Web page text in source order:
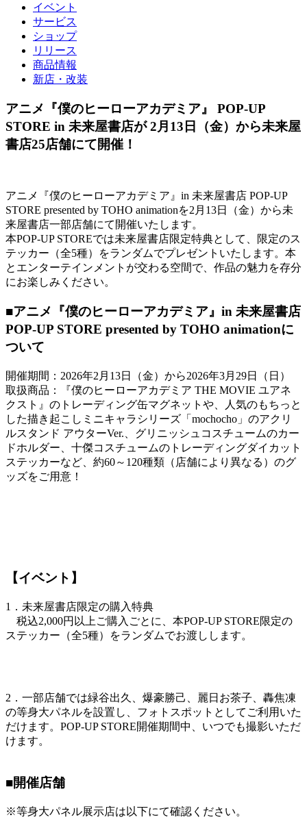
イベント
サービス
ショップ
リリース
商品情報
新店・改装
アニメ『僕のヒーローアカデミア』 POP-UP
STORE in 未来屋書店が 2月13日（金）から未来屋
書店25店舗にて開催！
アニメ『僕のヒーローアカデミア』in 未来屋書店 POP-UP
STORE presented by TOHO animationを2月13日（金）から未
来屋書店一部店舗にて開催いたします。
本POP-UP STOREでは未来屋書店限定特典として、限定のス
テッカー（全5種）をランダムでプレゼントいたします。本
とエンターテインメントが交わる空間で、作品の魅力を存分
にお楽しみください。
■アニメ『僕のヒーローアカデミア』in 未来屋書店
POP-UP STORE presented by TOHO animationに
ついて
開催期間：2026年2月13日（金）から2026年3月29日（日）
取扱商品：『僕のヒーローアカデミア THE MOVIE ユアネ
クスト』のトレーディング缶マグネットや、人気のもちっと
した描き起こしミニキャラシリーズ「mochocho」のアクリ
ルスタンド アウターVer.、グリニッシュコスチュームのカー
ドホルダー、十傑コスチュームのトレーディングダイカット
ステッカーなど、約60～120種類（店舗により異なる）のグ
ッズをご用意！
【イベント】
1．未来屋書店限定の購入特典
税込2,000円以上ご購入ごとに、本POP-UP STORE限定の
ステッカー（全5種）をランダムでお渡しします。
2．一部店舗では緑谷出久、爆豪勝己、麗日お茶子、轟焦凍
の等身大パネルを設置し、フォトスポットとしてご利用いた
だけます。POP-UP STORE開催期間中、いつでも撮影いただ
けます。
■開催店舗
※等身大パネル展示店は以下にて確認ください。